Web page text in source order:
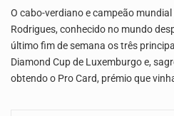
O cabo-verdiano e campeão
Rodrigues, conhecido no mundo
último fim de semana os três
Diamond Cup de Luxemburgo e,
obtendo o Pro Card, prémio que